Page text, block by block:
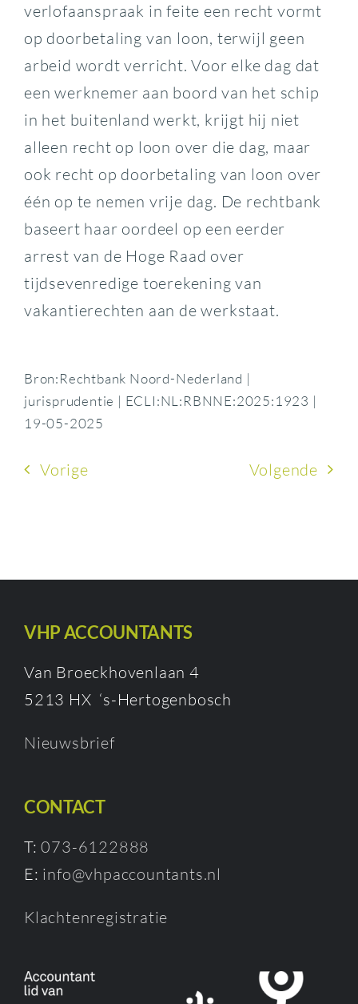
verlofaanspraak in feite een recht vormt
op doorbetaling van loon, terwijl geen
arbeid wordt verricht. Voor elke dag dat
een werknemer aan boord van het schip
in het buitenland werkt, krijgt hij niet
alleen recht op loon over die dag, maar
ook recht op doorbetaling van loon over
één op te nemen vrije dag. De rechtbank
baseert haar oordeel op een eerder
arrest van de Hoge Raad over
tijdsevenredige toerekening van
vakantierechten aan de werkstaat.
Bron:Rechtbank Noord-Nederland |
jurisprudentie | ECLI:NL:RBNNE:2025:1923 |
19-05-2025
Vorige Volgende
VHP ACCOUNTANTS
Van Broeckhovenlaan 4
5213 HX ‘s-Hertogenbosch
Nieuwsbrief
CONTACT
T:073-6122888
E: info@vhpaccountants.nl
Klachtenregistratie